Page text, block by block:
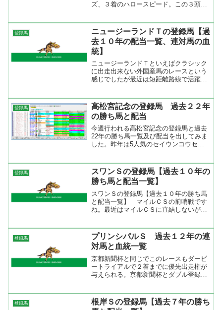
ズ、３着のハロースピード。この３頭は
カ（父タニノギムレット）、ピンクカメ
オ（父フレンチデピュティ）...
登録馬
ニュージーランドＴの登録馬【過
去１０年の配当一覧、連対馬の血
統】
ニュージーランドＴといえばクラシック
に出走出来ない外国産馬のレースという
感じでしたが最近は短距離路線で活躍す
過去１０年の配当一覧をみると馬連万馬
券は４回で３桁配当は２回...
登録馬
高松宮記念の登録馬 過去２２年
の勝ち馬と配当
今週行われる高松宮記念の登録馬と過去
22年の勝ち馬一覧及び配当を出してみま
した。昨年は5人気のセイウンコウセ
が勝ちました。過去22年では1人気5勝、
2人気3勝、3人気6...
登録馬
スワンＳの登録馬【過去１０年の
勝ち馬と配当一覧】
スワンＳの登録馬【過去１０年の勝ち馬
と配当一覧】 マイルＣＳの前哨戦です
ね。最近はマイルＣＳに直結しないが、
を使ってマイルＣＳを勝っている。今年
の登録馬を見るとなかなか...
登録馬
プリンシパルＳ 過去１２年の連
対馬と血統一覧
京都新聞杯と同じでこのレースもダービ
ートライアルで２着までに優先出走権が
与えられる。京都新聞杯とダブル登録し
です。ただ、賞金的にプリンシパルＳの
方が出走ハードルが高いの...
登録馬
根岸Ｓの登録馬【過去７年の勝ち